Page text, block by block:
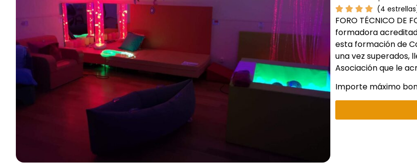
(4
FORO TÉCNICO DE
formadora
esta formación de
una vez superados,
Asociación que le
Importe máximo